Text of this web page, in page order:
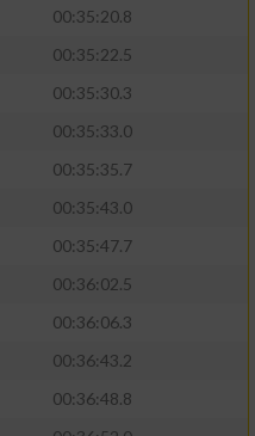
00:35:20.8
00:35:22.5
00:35:30.3
00:35:33.0
00:35:35.7
00:35:43.0
00:35:47.7
00:36:02.5
00:36:06.3
00:36:43.2
00:36:48.8